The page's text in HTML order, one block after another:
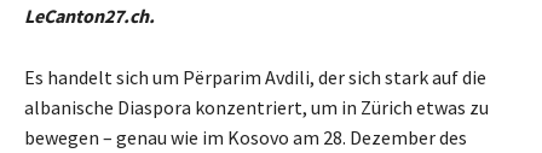
LeCanton27.ch.
Es handelt sich um Përparim Avdili, der sich stark auf die
albanische Diaspora konzentriert, um in Zürich etwas zu
bewegen – genau wie im Kosovo am 28. Dezember des